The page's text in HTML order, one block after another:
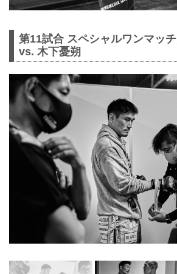
第11試合 スペシャルワンマッ
vs. 木下憂朔